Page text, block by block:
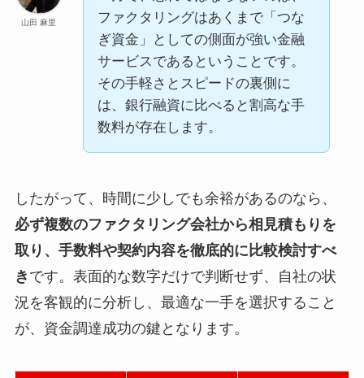
山田 麻里
ファクタリングはあくまで「つな
ぎ資金」としての側面が強い金融
サービスであるということです。
その手軽さとスピードの裏側に
は、銀行融資に比べると割高な手
数料が存在します。
したがって、時間に少しでも余裕があるのなら、
必ず複数のファクタリング会社から相見積もりを
取り、手数料や契約内容を徹底的に比較検討すべ
き です。表面的な数字だけで判断せず、自社の状
況を客観的に分析し、最適な一手を選択すること
が、資金調達成功の鍵となります。